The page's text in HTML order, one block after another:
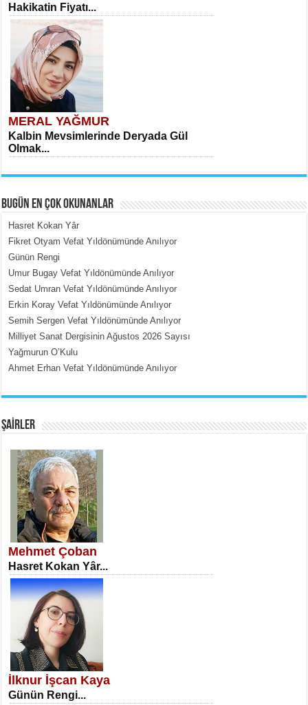
Hakikatin Fiyatı...
MERAL YAĞMUR
Kalbin Mevsimlerinde Deryada Gül
Olmak...
MEHMET ÇOBAN
İçerdeki Put Dışardaki Maskeler...
SATILMIŞ ÜMİT ÇETİNKAYA
Erkenlik...
NECLA DİLEK ARSLAN
Öğretmenler Günü Mahkemesi...
BUGÜN EN ÇOK OKUNANLAR
Hasret Kokan Yâr
Fikret Otyam Vefat Yıldönümünde Anılıyor
Günün Rengi
Umur Bugay Vefat Yıldönümünde Anılıyor
Sedat Umran Vefat Yıldönümünde Anılıyor
Erkin Koray Vefat Yıldönümünde Anılıyor
Semih Sergen Vefat Yıldönümünde Anılıyor
Milliyet Sanat Dergisinin Ağustos 2026 Sayısı
Yağmurun O’Kulu
Ahmet Erhan Vefat Yıldönümünde Anılıyor
ŞAİRLER
Mehmet Çoban
Hasret Kokan Yâr...
İlknur İşcan Kaya
Günün Rengi...